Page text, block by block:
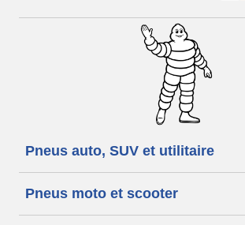
Pneus auto, SUV et utilitaire
Pneus moto et scooter